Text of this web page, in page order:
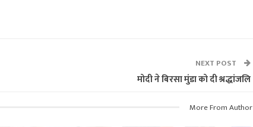
NEXT POST
मोदी ने बिरसा मुंडा को दी श्रद्धांजलि
More From Author